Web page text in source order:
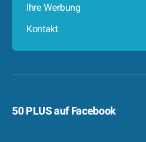
Ihre Werbung
Kontakt
50 PLUS auf Facebook